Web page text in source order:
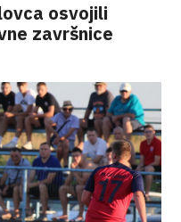
osvojili
završnice